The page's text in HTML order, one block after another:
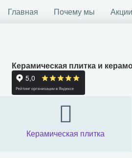
Главная Почему мы
Керамическая плитка и
Керамическая плитка